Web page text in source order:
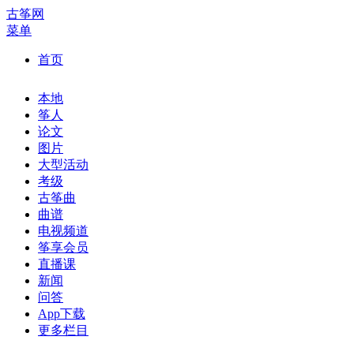
古筝网
菜单
首页
本地
筝人
论文
图片
大型活动
考级
古筝曲
曲谱
电视频道
筝享会员
直播课
新闻
问答
App下载
更多栏目